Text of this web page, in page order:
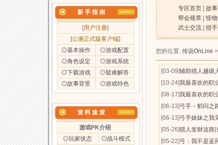
新 手 指 南
[用户注册]
[公测正式版客户端]
◎基本操作
◎游戏配置
◎角色设定
◎游戏系统
◎下载游戏
◎疑难解答
◎故事背景
◎游戏特色
资 料 速 查
游戏PK介绍
◎玩家状态
◎战斗模式
专区首页 |故
帮会规章 |怪
武士交流 |猎
您的位置: 传说OnLine
[03-09]辅助猎人越级
[10-24]我最喜欢的职
[08-17]我最喜欢的职
[06-13]弓手－郁闷之
[06-13]弓手妹妹之我
[05-26]猎人发财这路
[05-22]弓：我不是蓝